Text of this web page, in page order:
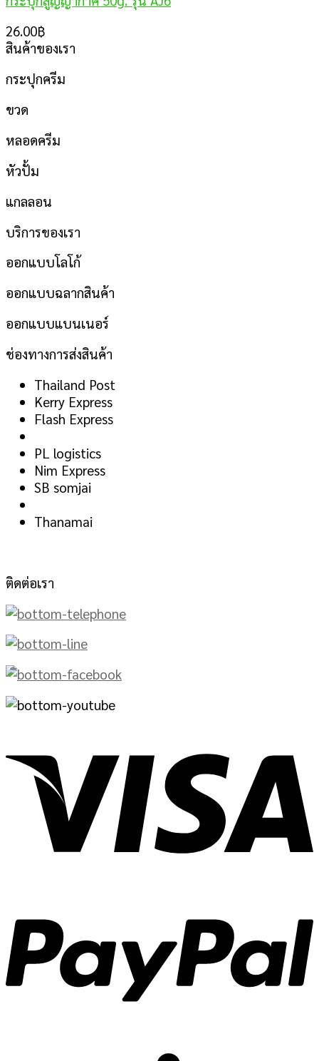
26.00฿
สินค้าของเรา
กระปุกครีม
ขวด
หลอดครีม
หัวปั้ม
แกลลอน
บริการของเรา
ออกแบบโลโก้
ออกแบบฉลากสินค้า
ออกแบบแบนเนอร์
ช่องทางการส่งสินค้า
Thailand Post
Kerry Express
Flash Express
PL logistics
Nim Express
SB somjai
Thanamai
ติดต่อเรา